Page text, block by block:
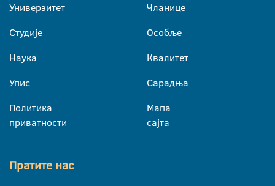
Универзитет
Студије
Наука
Упис
Политика
приватности
Чланице
Особље
Квалитет
Сарадња
Мапа
сајта
Пратите нас